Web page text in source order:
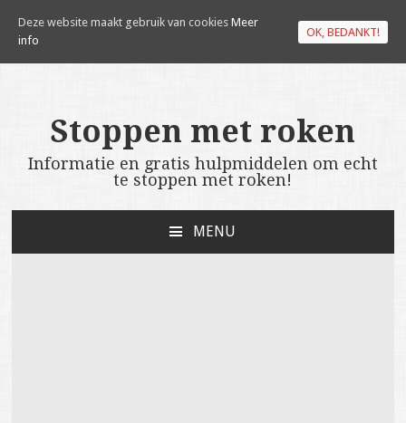
Stoppen met roken
Informatie en gratis hulpmiddelen om echt
te stoppen met roken!
MENU
Deze website maakt gebruik van cookies Meer
info
OK, BEDANKT!